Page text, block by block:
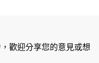
歡迎分享您的意見或想